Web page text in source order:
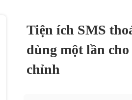
Tiện ích SMS
dùng một lần
chỉnh